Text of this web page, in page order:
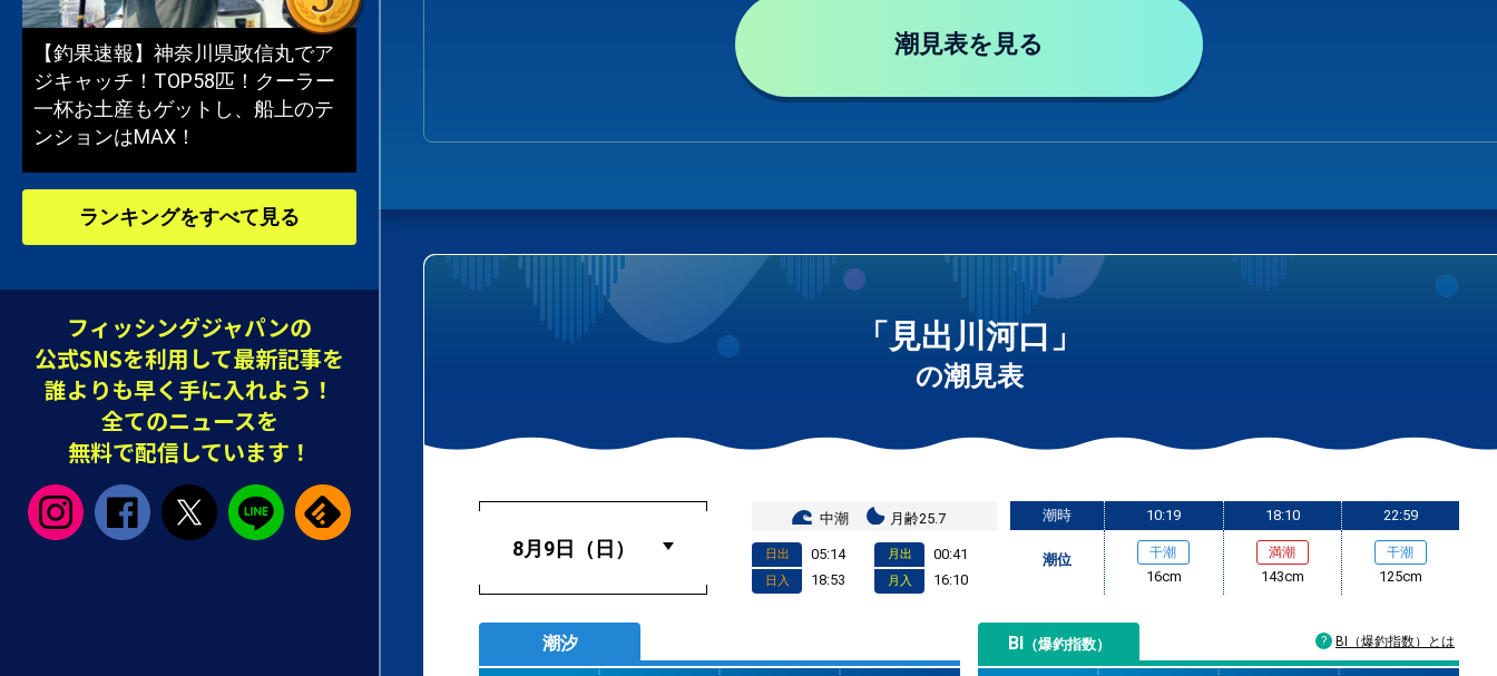
潮見表を見る
「見出川河口」
の潮見表
中潮 月齢25.7
日出 05:14
日入 18:53
月出 00:41
月入 16:10
潮時
潮位
10:19
干潮
16cm
18:10
満潮
143cm
22:59
干潮
125cm
潮汐 BI （爆釣指数） BI（爆釣指数）とは
【釣果速報】神奈川県政信丸でア
ジキャッチ！TOP58匹！クーラー
一杯お土産もゲットし、船上のテ
ンションはMAX！
ランキングをすべて見る
フィッシングジャパンの
公式SNSを利用して最新記事を
誰よりも早く手に入れよう！
全てのニュースを
無料で配信しています！